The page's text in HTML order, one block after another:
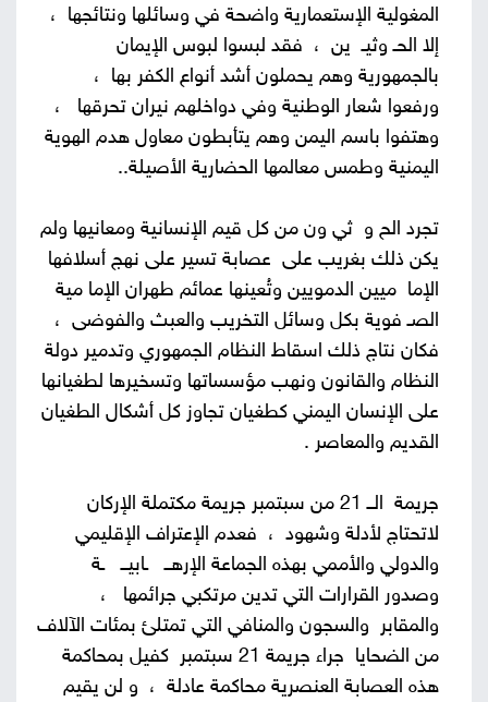
المغولية الإستعمارية واضحة في وسائلها ونتائجها ،
إلا الحـ وثيـ ين ، فقد لبسوا لبوس الإيمان
بالجمهورية وهم يحملون أشد أنواع الكفر بها ،
ورفعوا شعار الوطنية وفي دواخلهم نيران تحرقها ،
وهتفوا باسم اليمن وهم يتأبطون معاول هدم الهوية
اليمنية وطمس معالمها الحضارية الأصيلة..
تجرد الح و ثي ون من كل قيم الإنسانية ومعانيها ولم
يكن ذلك بغريب على عصابة تسير على نهج أسلافها
الإما ميين الدمويين وتُعينها عمائم طهران الإما مية
الصـ فوية بكل وسائل التخريب والعبث والفوضى ،
فكان نتاج ذلك اسقاط النظام الجمهوري وتدمير دولة
النظام والقانون ونهب مؤسساتها وتسخيرها لطغيانها
على الإنسان اليمني كطغيان تجاوز كل أشكال الطغيان
القديم والمعاصر .
جريمة الــ 21 من سبتمبر جريمة مكتملة الإركان
لاتحتاج لأدلة وشهود ، فعدم الإعتراف الإقليمي
والدولي والأممي بهذه الجماعة الإرهــ ـابيــ ـة
وصدور القرارات التي تدين مرتكبي جرائمها ،
والمقابر والسجون والمنافي التي تمتلئ بمئات الآلاف
من الضحايا جراء جريمة 21 سبتمبر كفيل بمحاكمة
هذه العصابة العنصرية محاكمة عادلة ، و لن يقيم